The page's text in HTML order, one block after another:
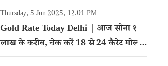
Thursday, 5 Jun 2025, 12.01 PM
Gold Rate Today Delhi | आज सोना १
लाख के करीब, चेक करें 18 से 24 कैरेट गोल्ड
का रेट